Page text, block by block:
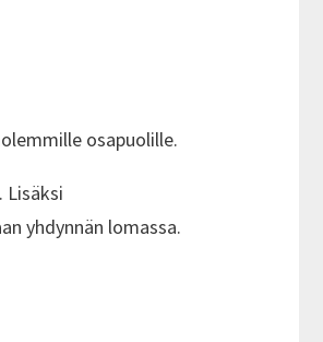
osapuolille.
yhdynnän lomassa.